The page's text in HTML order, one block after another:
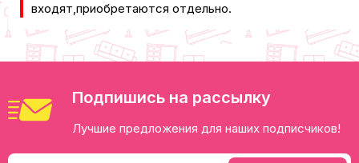
входят,приобретаются отдельно.
Подпишись на рассылку
Лучшие предложения для наших подписчиков!